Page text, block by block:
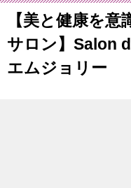
【美と健康を
サロン】Salon
エムジョリー